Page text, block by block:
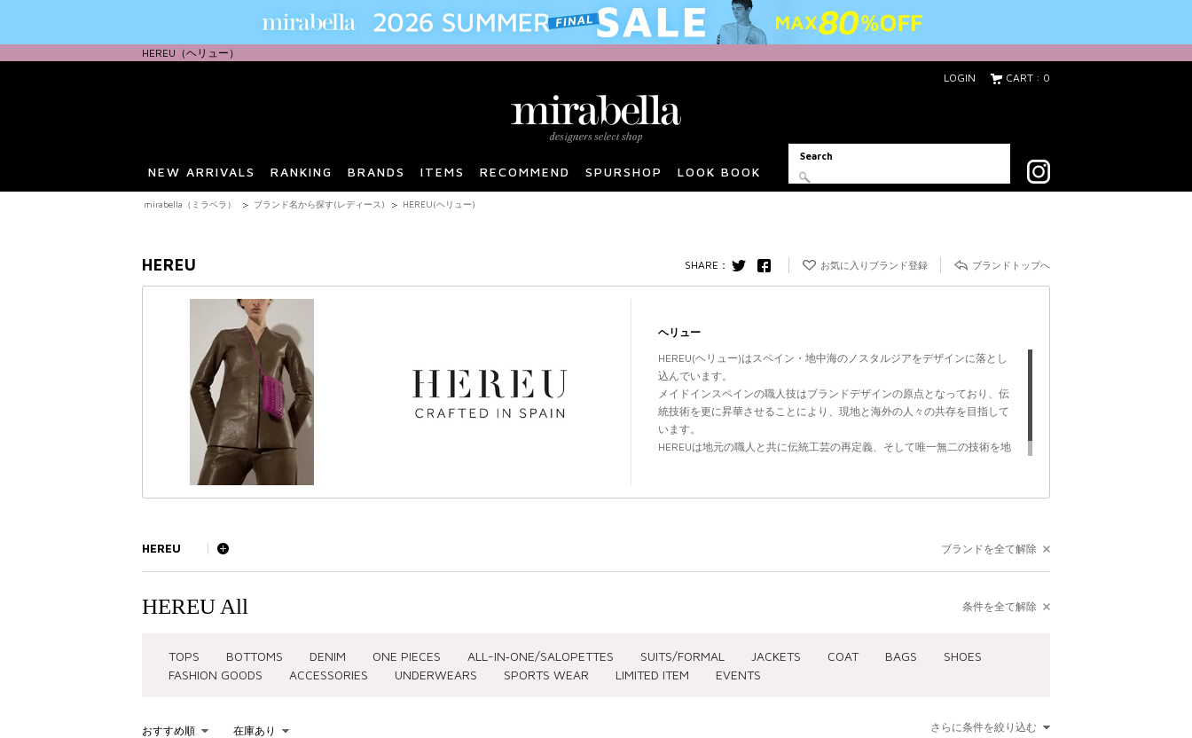
HEREU（ヘリュー）
LOGIN
CART : 0
NEW ARRIVALS RANKING BRANDS ITEMS RECOMMEND SPURSHOP LOOK BOOK
Search
mirabella（ミラベラ） ブランド名から探す(レディース) HEREU(ヘリュー)
HEREU twitter Facebookお気に入りブランド登録 ブランドトップへ
ヘリュー
HEREU(ヘリュー)はスペイン・地中海のノスタルジアをデザインに落とし
込んでいます。
メイドインスペインの職人技はブランドデザインの原点となっており、伝
統技術を更に昇華させることにより、現地と海外の人々の共存を目指して
います。
HEREUは地元の職人と共に伝統工芸の再定義、そして唯一無二の技術を地
HEREU ブランドを全て解除
HEREU All 条件を全て解除
TOPS BOTTOMS DENIM ONE PIECES ALL-IN‐ONE/SALOPETTES SUITS/FORMAL JACKETS COAT BAGS
SHOES
FASHION GOODS
ACCESSORIES UNDERWEARS SPORTS WEAR LIMITED ITEM EVENTS
おすすめ順 在庫あり さらに条件を絞り込む